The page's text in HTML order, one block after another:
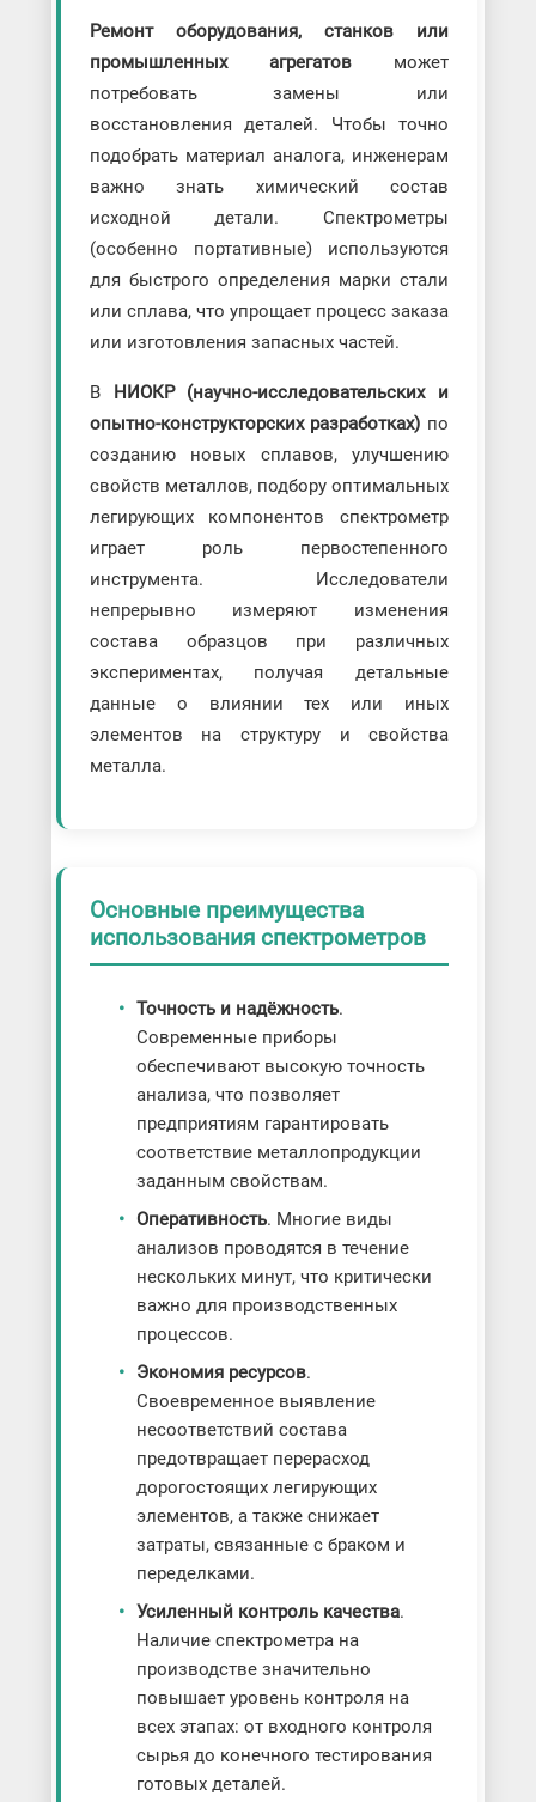
Ремонт оборудования, станков или
промышленных агрегатов может
потребовать замены или
восстановления деталей. Чтобы точно
подобрать материал аналога, инженерам
важно знать химический состав
исходной детали. Спектрометры
(особенно портативные) используются
для быстрого определения марки стали
или сплава, что упрощает процесс заказа
или изготовления запасных частей.
В НИОКР (научно-исследовательских и
опытно-конструкторских разработках) по
созданию новых сплавов, улучшению
свойств металлов, подбору оптимальных
легирующих компонентов спектрометр
играет роль первостепенного
инструмента. Исследователи
непрерывно измеряют изменения
состава образцов при различных
экспериментах, получая детальные
данные о влиянии тех или иных
элементов на структуру и свойства
металла.
Основные преимущества
использования спектрометров
Точность и надёжность.
Современные приборы
обеспечивают высокую точность
анализа, что позволяет
предприятиям гарантировать
соответствие металлопродукции
заданным свойствам.
Оперативность. Многие виды
анализов проводятся в течение
нескольких минут, что критически
важно для производственных
процессов.
Экономия ресурсов.
Своевременное выявление
несоответствий состава
предотвращает перерасход
дорогостоящих легирующих
элементов, а также снижает
затраты, связанные с браком и
переделками.
Усиленный контроль качества.
Наличие спектрометра на
производстве значительно
повышает уровень контроля на
всех этапах: от входного контроля
сырья до конечного тестирования
готовых деталей.